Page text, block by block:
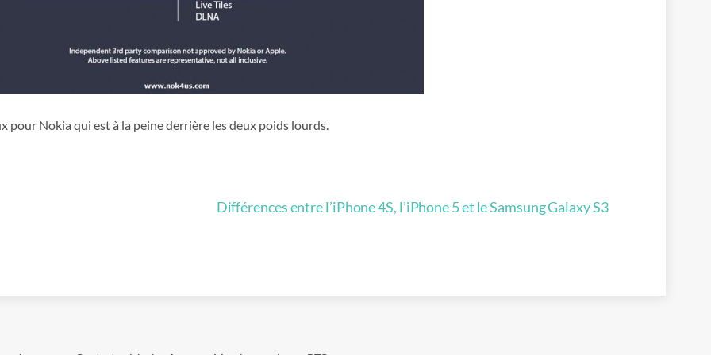
Nokia qui est à la peine derrière les deux poids lourds.
Différences entre l’iPhone 4S, l’iPhone 5 et le Samsung Galaxy S3